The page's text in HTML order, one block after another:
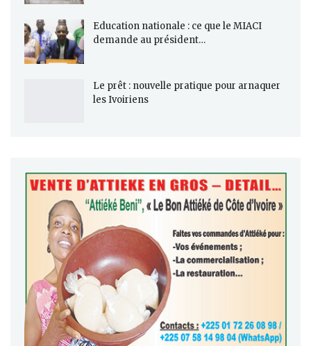
Education nationale : ce que le MIACI
demande au président…
Le prêt : nouvelle pratique pour arnaquer
les Ivoiriens